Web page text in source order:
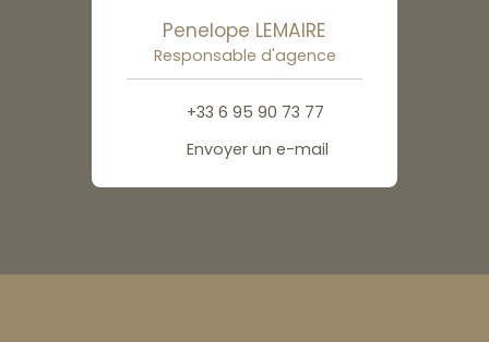
Penelope LEMAIRE
Responsable d'agence
+33 6 95 90 73 77
Envoyer un e-mail